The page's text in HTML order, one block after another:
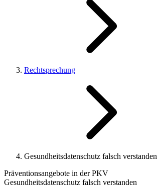
Rechtsprechung
Gesundheitsdatenschutz falsch verstanden
Präventionsangebote in der PKV
Gesundheitsdatenschutz falsch verstanden